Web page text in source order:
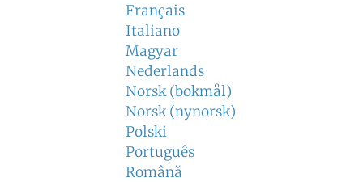
Français
Italiano
Magyar
Nederlands
Norsk (bokmål)
Norsk (nynorsk)
Polski
Português
Română